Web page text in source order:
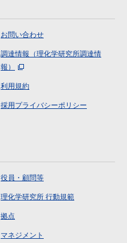
お問い合わせ
調達情報（理化学研究所調達情
報）
利用規約
採用プライバシーポリシー
役員・顧問等
理化学研究所 行動規範
拠点
マネジメント